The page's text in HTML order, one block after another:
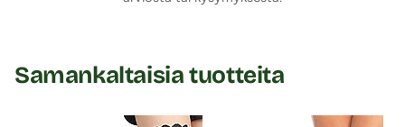
Samankaltaisia tuotteita